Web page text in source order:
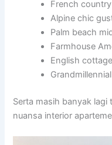
French
Alpine chic
Palm beach
Farmhouse
English
Serta masih banyak lagi
nuansa interior